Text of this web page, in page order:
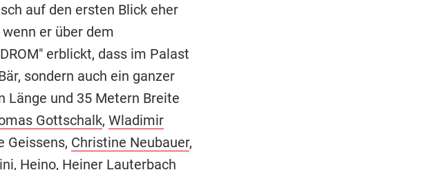
auf den ersten Blick eher
er über dem
erblickt, dass im Palast
sondern auch ein ganzer
Länge und 35 Metern Breite
Gottschalk, Wladimir
Geissens, Christine Neubauer,
Heino, Heiner Lauterbach